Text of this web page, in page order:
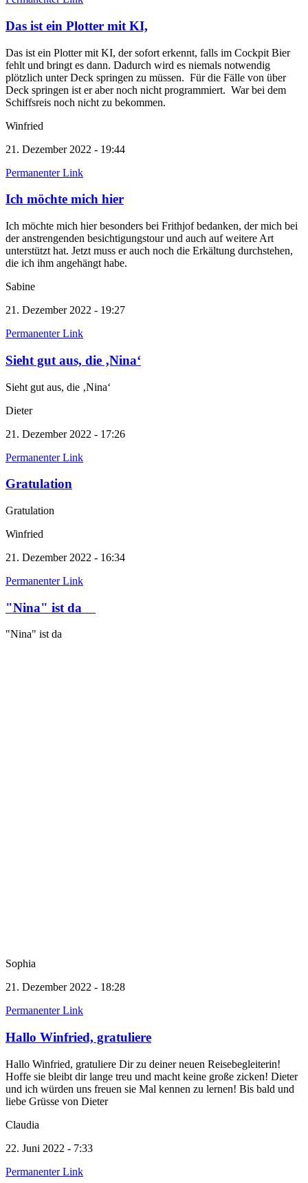
Das ist ein Plotter mit KI,
Das ist ein Plotter mit KI, der sofort erkennt, falls im Cockpit Bier
fehlt und bringt es dann. Dadurch wird es niemals notwendig
plötzlich unter Deck springen zu müssen. Für die Fälle von über
Deck springen ist er aber noch nicht programmiert. War bei dem
Schiffsreis noch nicht zu bekommen.
Winfried
21. Dezember 2022 - 19:44
Permanenter Link
Ich möchte mich hier
Ich möchte mich hier besonders bei Frithjof bedanken, der mich bei
der anstrengenden besichtigungstour und auch auf weitere Art
unterstützt hat. Jetzt muss er auch noch die Erkältung durchstehen,
die ich ihm angehängt habe.
Sabine
21. Dezember 2022 - 19:27
Permanenter Link
Sieht gut aus, die ‚Nina‘
Sieht gut aus, die ‚Nina‘
Dieter
21. Dezember 2022 - 17:26
Permanenter Link
Gratulation
Gratulation
Winfried
21. Dezember 2022 - 16:34
Permanenter Link
"Nina" ist da
"Nina" ist da
Sophia
21. Dezember 2022 - 18:28
Permanenter Link
Hallo Winfried, gratuliere
Hallo Winfried, gratuliere Dir zu deiner neuen Reisebegleiterin!
Hoffe sie bleibt dir lange treu und macht keine große zicken! Dieter
und ich würden uns freuen sie Mal kennen zu lernen! Bis bald und
liebe Grüsse von Dieter
Claudia
22. Juni 2022 - 7:33
Permanenter Link